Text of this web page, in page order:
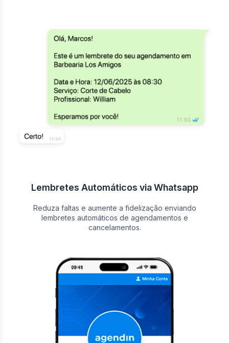
Lembretes Automáticos via Whatsapp
Reduza faltas e aumente a fidelização enviando
lembretes automáticos de agendamentos e
cancelamentos.